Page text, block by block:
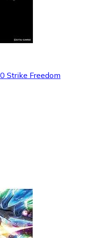
Strike Freedom